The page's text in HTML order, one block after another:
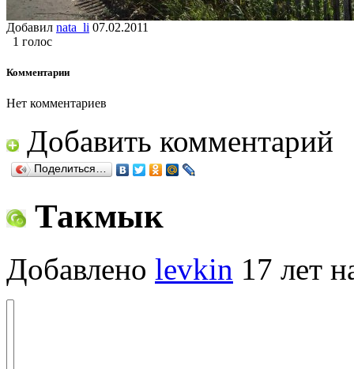
Добавил nata_li 07.02.2011
1 голос
Комментарии
Нет комментариев
Добавить комментарий
Поделиться…
Такмык
Добавлено levkin 17 лет